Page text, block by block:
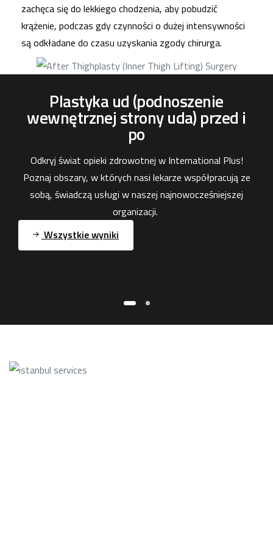
zachęca się do lekkiego chodzenia, aby pobudzić
krążenie, podczas gdy czynności o dużej intensywności
są odkładane do czasu uzyskania zgody chirurga.
Plastyka ud (podnoszenie
wewnętrznej strony uda) przed i
po
Odkryj świat opieki zdrowotnej w International Plus!
Poznaj obszary, w których nasi lekarze współpracują ze
sobą, świadczą usługi w naszej najnowocześniejszej
organizacji.
Wszystkie wyniki